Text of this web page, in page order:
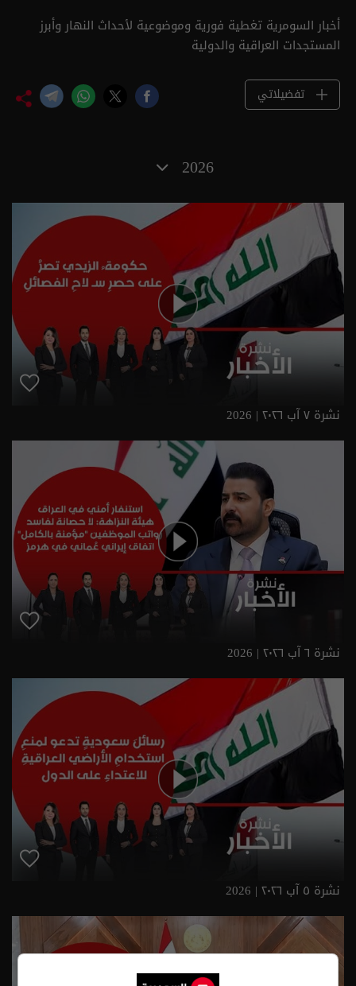
أخبار السومرية تغطية فورية وموضوعية لأحداث النهار وأبرز
المستجدات العراقية والدولية
تفضيلاتي
2026
نشرة ٧ آب ٢٠٢٦ | 2026
نشرة ٦ آب ٢٠٢٦ | 2026
نشرة ٥ آب ٢٠٢٦ | 2026